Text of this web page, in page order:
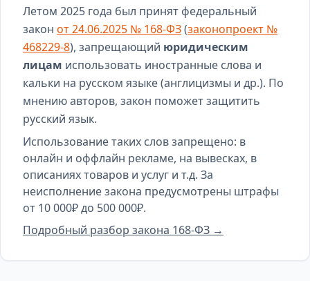
Летом 2025 года был принят федеральный
закон от 24.06.2025 № 168-ФЗ(законопроект №
468229-8), запрещающий юридическим
лицам использовать иностранные слова и
кальки на русском языке (англицизмы и др.). По
мнению авторов, закон поможет защитить
русский язык.
Использование таких слов запрещено: в
онлайн и оффлайн рекламе, на вывесках, в
описаниях товаров и услуг и т.д. За
неисполнение закона предусмотрены штрафы
от 10 000₽ до 500 000₽.
Подробный разбор закона 168-ФЗ →